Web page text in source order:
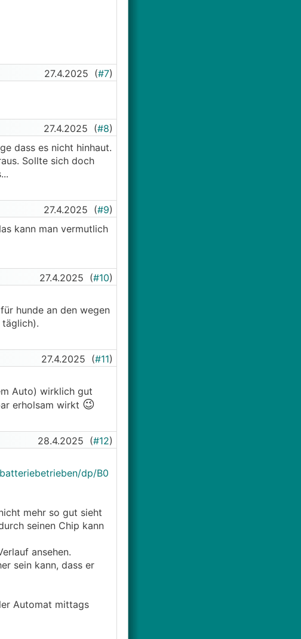
27.4.2025 (#7)
27.4.2025 (#8)
dass es nicht hinhaut.
Sollte sich doch
27.4.2025 (#9)
kann man vermutlich
27.4.2025 (#10)
hunde an den wegen
27.4.2025 (#11)
Auto) wirklich gut
erholsam wirkt 😉
28.4.2025 (#12)
dp/B0
mehr so gut sieht
seinen Chip kann
ansehen.
sein kann, dass er
Automat mittags